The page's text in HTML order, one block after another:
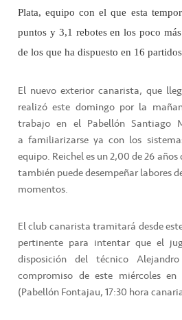
Plata, equipo con el que esta
puntos y 3,1 rebotes en los poco
de los que ha dispuesto en 16
El nuevo exterior canarista, que
realizó este domingo por la
trabajo en el Pabellón Santiago
a familiarizarse ya con los
equipo. Reichel es un 2,00 de 26 años
también puede desempeñar labores
momentos.
El club canarista tramitará desde
pertinente para intentar que el
disposición del técnico
compromiso de este miércoles
(Pabellón Fontajau, 17:30 hora